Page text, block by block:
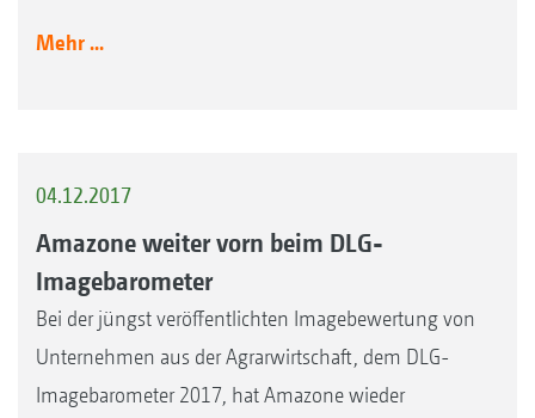
Mehr ...
04.12.2017
Amazone weiter vorn beim DLG-
Imagebarometer
Bei der jüngst veröffentlichten Imagebewertung von
Unternehmen aus der Agrarwirtschaft, dem DLG-
Imagebarometer 2017, hat Amazone wieder